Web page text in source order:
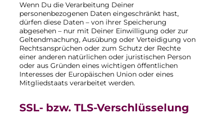
Wenn Du die Verarbeitung Deiner
personenbezogenen Daten eingeschränkt hast,
dürfen diese Daten – von ihrer Speicherung
abgesehen – nur mit Deiner Einwilligung oder zur
Geltendmachung, Ausübung oder Verteidigung von
Rechtsansprüchen oder zum Schutz der Rechte
einer anderen natürlichen oder juristischen Person
oder aus Gründen eines wichtigen öffentlichen
Interesses der Europäischen Union oder eines
Mitgliedstaats verarbeitet werden.
SSL- bzw. TLS-Verschlüsselung